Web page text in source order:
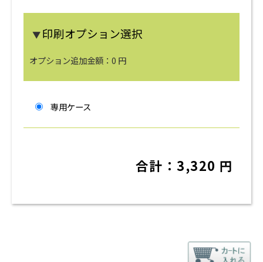
▼印刷オプション選択
オプション追加金額： 0 円
専用ケース
合計：3,320 円